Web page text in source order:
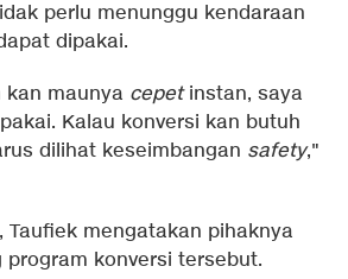
perlu menunggu kendaraan
dipakai.
kan maunya cepetinstan, saya
Kalau konversi kan butuh
dilihat keseimbangan safety,"
Taufiek mengatakan pihaknya
konversi tersebut.